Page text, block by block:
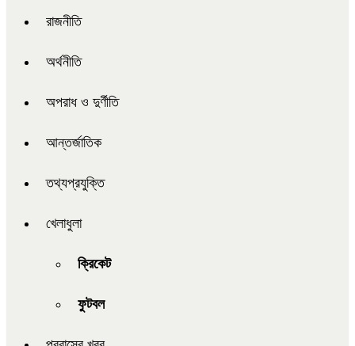
রাজনীতি
অর্থনীতি
অপরাধ ও দুর্ণীতি
আন্তর্জাতিক
তথ্যপ্রযুক্তি
খেলাধুলা
ক্রিকেট
ফুটবল